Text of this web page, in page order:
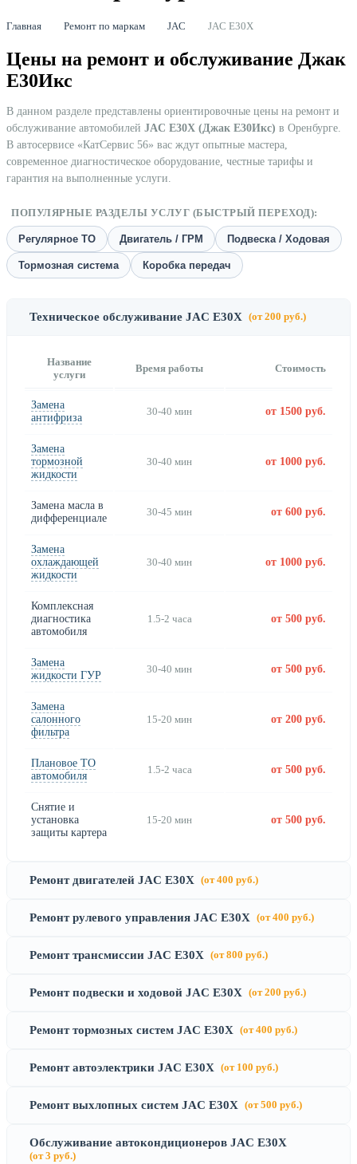
Главная Ремонт по маркам JAC JAC E30X
Цены на ремонт и обслуживание Джак
Е30Икс
В данном разделе представлены ориентировочные цены на ремонт и
обслуживание автомобилей JAC E30X (Джак Е30Икс) в Оренбурге.
В автосервисе «КатСервис 56» вас ждут опытные мастера,
современное диагностическое оборудование, честные тарифы и
гарантия на выполненные услуги.
ПОПУЛЯРНЫЕ РАЗДЕЛЫ УСЛУГ (БЫСТРЫЙ ПЕРЕХОД):
Регулярное ТО Двигатель / ГРМ Подвеска / Ходовая
Тормозная система Коробка передач
Техническое обслуживание JAC E30X (от 200 руб.)
Название
услуги
Время работы Стоимость
Замена
антифриза
30-40 мин от 1500 руб.
Замена
тормозной
жидкости
30-40 мин от 1000 руб.
Замена масла в
дифференциале
30-45 мин от 600 руб.
Замена
охлаждающей
жидкости
30-40 мин от 1000 руб.
Комплексная
диагностика
автомобиля
1.5-2 часа от 500 руб.
Замена
жидкости ГУР
30-40 мин от 500 руб.
Замена
салонного
фильтра
15-20 мин от 200 руб.
Плановое ТО
автомобиля
1.5-2 часа от 500 руб.
Снятие и
установка
защиты картера
15-20 мин от 500 руб.
Ремонт двигателей JAC E30X (от 400 руб.)
Ремонт рулевого управления JAC E30X (от 400 руб.)
Ремонт трансмиссии JAC E30X (от 800 руб.)
Ремонт подвески и ходовой JAC E30X (от 200 руб.)
Ремонт тормозных систем JAC E30X (от 400 руб.)
Ремонт автоэлектрики JAC E30X (от 100 руб.)
Ремонт выхлопных систем JAC E30X (от 500 руб.)
Обслуживание автокондиционеров JAC E30X
(от 3 руб.)